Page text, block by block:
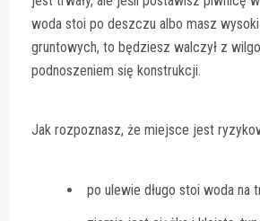
woda stoi po deszczu albo masz
gruntowych, to będziesz walczył z
podnoszeniem się konstrukcji.
Jak rozpoznasz, że miejsce jest
po ulewie długo stoi woda na